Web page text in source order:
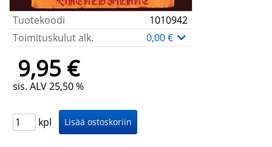
Tuotekoodi
1010942
Toimituskulut alk.
0,00 €
9,95 €
sis. ALV 25,50 %
kpl